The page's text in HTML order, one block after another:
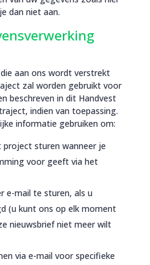
dan niet aan.
aan ons wordt verstrekt
zal worden gebruikt voor
beschreven in dit Handvest
indien van toepassing.
informatie gebruiken om:
project sturen wanneer je
voor geeft via het
e-mail te sturen, als u
(u kunt ons op elk moment
nieuwsbrief niet meer wilt
via e-mail voor specifieke